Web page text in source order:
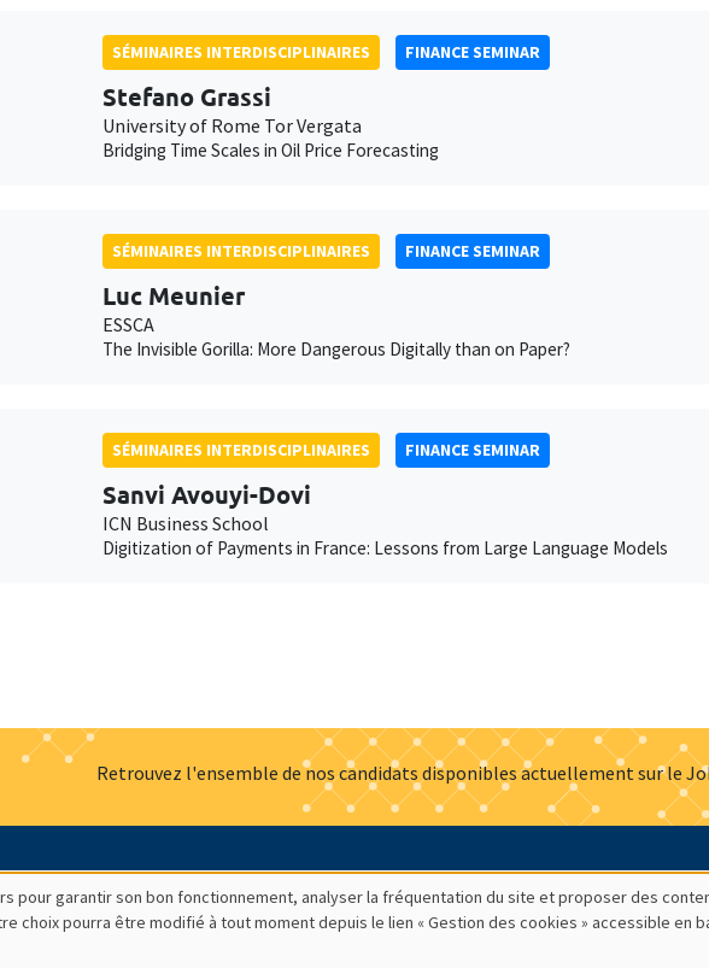
SÉMINAIRES INTERDISCIPLINAIRES FINANCE SEMINAR
Stefano Grassi
University of Rome Tor Vergata
Bridging Time Scales in Oil Price Forecasting
SÉMINAIRES INTERDISCIPLINAIRES FINANCE SEMINAR
Luc Meunier
ESSCA
The Invisible Gorilla: More Dangerous Digitally than on Paper?
SÉMINAIRES INTERDISCIPLINAIRES FINANCE SEMINAR
Sanvi Avouyi-Dovi
ICN Business School
Digitization of Payments in France: Lessons from Large Language Models
Retrouvez l'ensemble de nos candidats disponibles actuellement sur le
Hommage à Actualités Offres d'emploi Presse Mentions légales
pour garantir son bon fonctionnement, analyser la fréquentation du site et proposer des
choix pourra être modifié à tout moment depuis le lien « Gestion des cookies » accessible en